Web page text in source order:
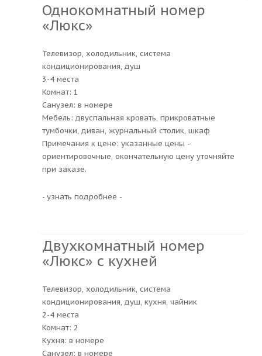
Однокомнатный номер
«Люкс»
Телевизор, холодильник, система
кондиционирования, душ
3-4 места
Комнат: 1
Санузел: в номере
Мебель: двуспальная кровать, прикроватные
тумбочки, диван, журнальный столик, шкаф
Примечания к цене: указанные цены -
ориентировочные, окончательную цену уточняйте
при заказе.
- узнать подробнее -
Двухкомнатный номер
«Люкс» с кухней
Телевизор, холодильник, система
кондиционирования, душ, кухня, чайник
2-4 места
Комнат: 2
Кухня: в номере
Санузел: в номере